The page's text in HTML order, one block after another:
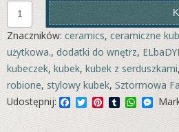
ilość
Kubek
z
uszkiem
"Sztormowa
Fala"
|
Kategoria:
Znaczników: ceramics, ceramiczne
użytkowa., dodatki do wnętrz,
kubeczek, kubek, kubek z serduszkami,
robione, stylowy kubek, Sztormowa
Udostępnij:
Facebook
TwitterPinterest
Tumblr